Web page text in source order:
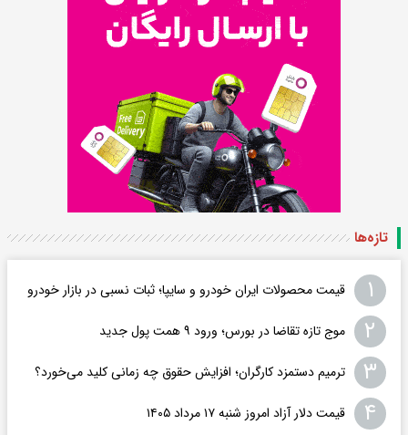
تازه‌ها
۱ قیمت محصولات ایران خودرو و سایپا؛ ثبات نسبی در بازار خودرو
۲ موج تازه تقاضا در بورس؛ ورود ۹ همت پول جدید
۳ ترمیم دستمزد کارگران؛ افزایش حقوق چه زمانی کلید می‌خورد؟
۴ قیمت دلار آزاد امروز شنبه ۱۷ مرداد ۱۴۰۵